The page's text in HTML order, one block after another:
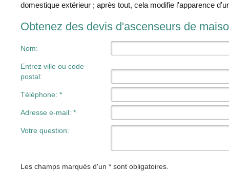
domestique extérieur ; après tout, cela modifie l'apparence
Obtenez des devis d'ascenseurs de
Nom:
Entrez ville ou code
postal:
Téléphone: *
Adresse e-mail: *
Votre question:
Les champs marqués d'un * sont obligatoires.